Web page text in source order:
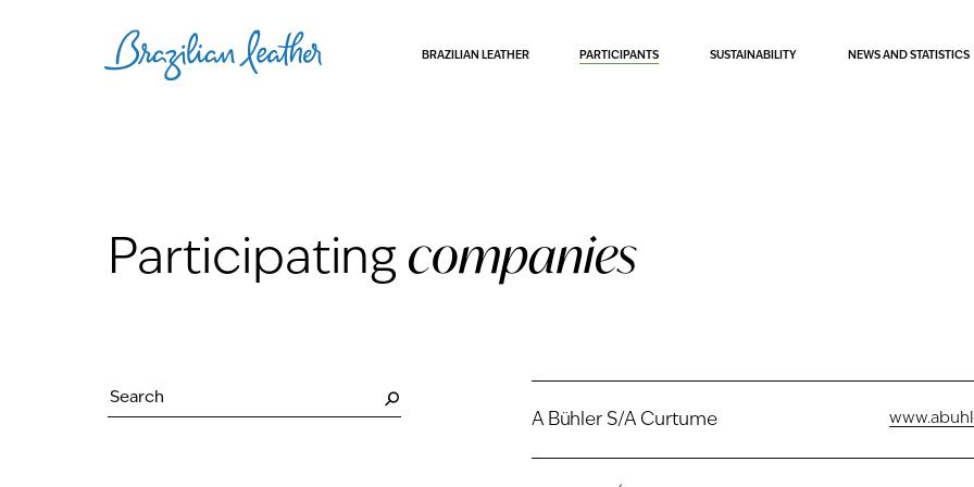
BRAZILIAN LEATHER PARTICIPANTS SUSTAINABILITY NEWS AND STATISTICS
Participating companies
A Bühler S/A Curtume